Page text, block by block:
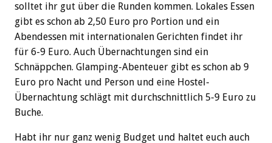
solltet ihr gut über die Runden kommen. Lokales Essen
gibt es schon ab 2,50 Euro pro Portion und ein
Abendessen mit internationalen Gerichten findet ihr
für 6-9 Euro. Auch Übernachtungen sind ein
Schnäppchen. Glamping-Abenteuer gibt es schon ab 9
Euro pro Nacht und Person und eine Hostel-
Übernachtung schlägt mit durchschnittlich 5-9 Euro zu
Buche.
Habt ihr nur ganz wenig Budget und haltet euch auch